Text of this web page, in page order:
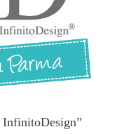
InfinitoDesign”